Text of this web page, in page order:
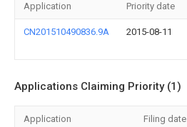
Application Priority date
CN201510490836.9A 2015-08-11
Applications Claiming Priority (1)
Application Filing date